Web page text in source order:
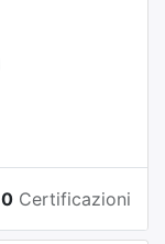
0 Certificazioni